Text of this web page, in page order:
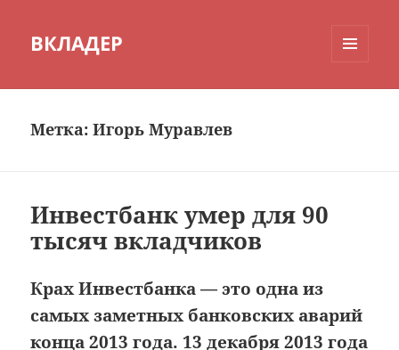
ВКЛАДЕР
Метка:Игорь Муравлев
Инвестбанк умер для 90
тысяч вкладчиков
Крах Инвестбанка — это одна из
самых заметных банковских аварий
конца 2013 года. 13 декабря 2013 года